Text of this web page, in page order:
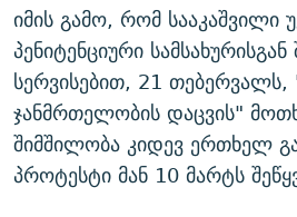
იმის გამო, რომ
პენიტენციური
სერვისებით, 21 თებერვალს,
ჯანმრთელობის დაცვის"
შიმშილობა კიდევ ერთხელ
პროტესტი მან 10 მარტს